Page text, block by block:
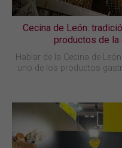
Cecina de León:
productos de la
Hablar de la Cecina de
uno de los productos